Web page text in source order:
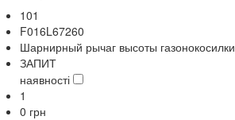
101
F016L67260
Шарнирный рычаг высоты газонокосилки
ЗАПИТ
наявності
1
0 грн